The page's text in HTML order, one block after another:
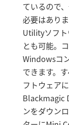
ているので
必要はあり
Utilityソフト
とも可能。
Windowsコ
できます。
フトウェア
Blackmagic
ンをダウン